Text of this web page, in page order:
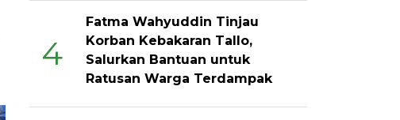
4
Fatma Wahyuddin Tinjau
Korban Kebakaran Tallo,
Salurkan Bantuan untuk
Ratusan Warga Terdampak